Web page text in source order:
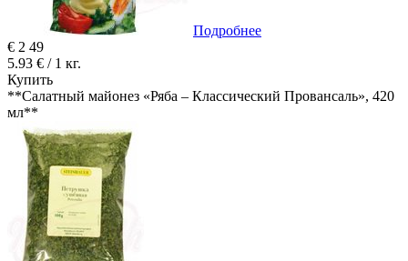
Подробнее
€ 2 49
5.93 € / 1 кг.
Купить
**Салатный майонез «Ряба – Классический Провансаль», 420
мл**